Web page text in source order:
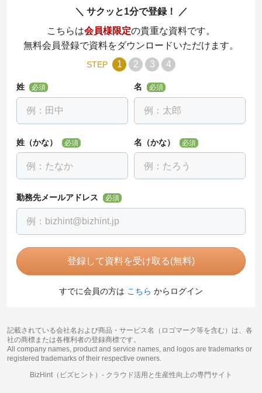
サクッと1分で登録！
こちらは会員様限定の貴重な資料です。
無料会員登録で資料をダウンロードいただけます。
STEP 1 2 3 4
姓 必須 名 必須
姓（かな） 必須 名（かな） 必須
勤務先メールアドレス 必須
登録して資料を受け取る(無料)
すでに会員の方は こちら からログイン
記載されている会社名および商品・サービス名（ロゴマーク等を含む）は、各
社の商標または各権利者の登録商標です。
All company names, product and service names, and logos are trademarks or
registered trademarks of their respective owners.
BizHint（ビズヒント）- クラウド活用と生産性向上の専門サイト